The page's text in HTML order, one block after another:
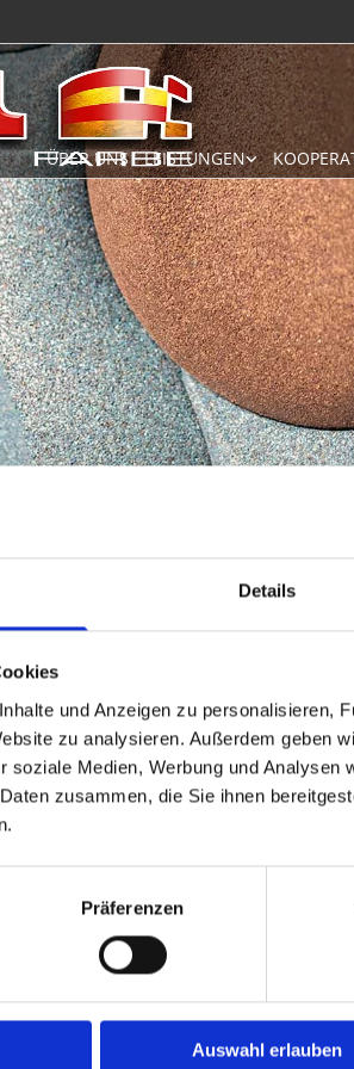
Details
und Anzeigen zu personalisieren,
zu analysieren. Außerdem geben
soziale Medien, Werbung und Analysen
zusammen, die Sie ihnen
Präferenzen
Auswahl erlauben
ÜBER UNS LEISTUNGEN
Partnern